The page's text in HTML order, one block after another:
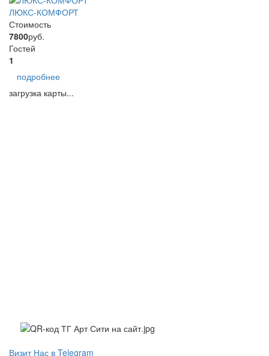
ЛЮКС-КОМФОРТ
Стоимость
7800руб.
Гостей
1
подробнее
загрузка карты...
Визит Нас в Telegram